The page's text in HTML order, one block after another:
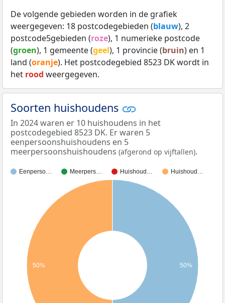
De volgende gebieden worden in de grafiek
weergegeven: 18 postcodegebieden (blauw), 2
postcode5gebieden (roze), 1 numerieke postcode
(groen), 1 gemeente (geel), 1 provincie (bruin) en 1
land (oranje). Het postcodegebied 8523 DK wordt in
het rood weergegeven.
Soorten huishoudens
In 2024 waren er 10 huishoudens in het
postcodegebied 8523 DK. Er waren 5
eenpersoonshuishoudens en 5
meerpersoonshuishoudens (afgerond op vijftallen).
Eenperso… Meerpers… Huishoud… Huishoud…
50% 50%